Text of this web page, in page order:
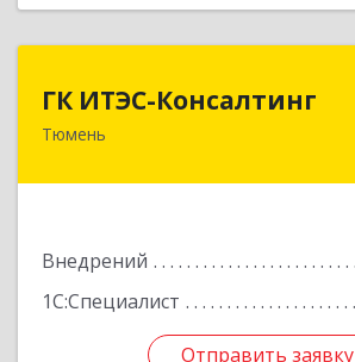
ГК ИТЭС-Консалтинг
Тюмень
Внедрений
1С:Специалист
Отправить заявку
Отправить заявку